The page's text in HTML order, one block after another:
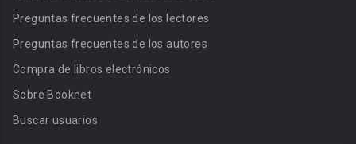
Preguntas frecuentes de los lectores
Preguntas frecuentes de los autores
Compra de libros electrónicos
Sobre Booknet
Buscar usuarios